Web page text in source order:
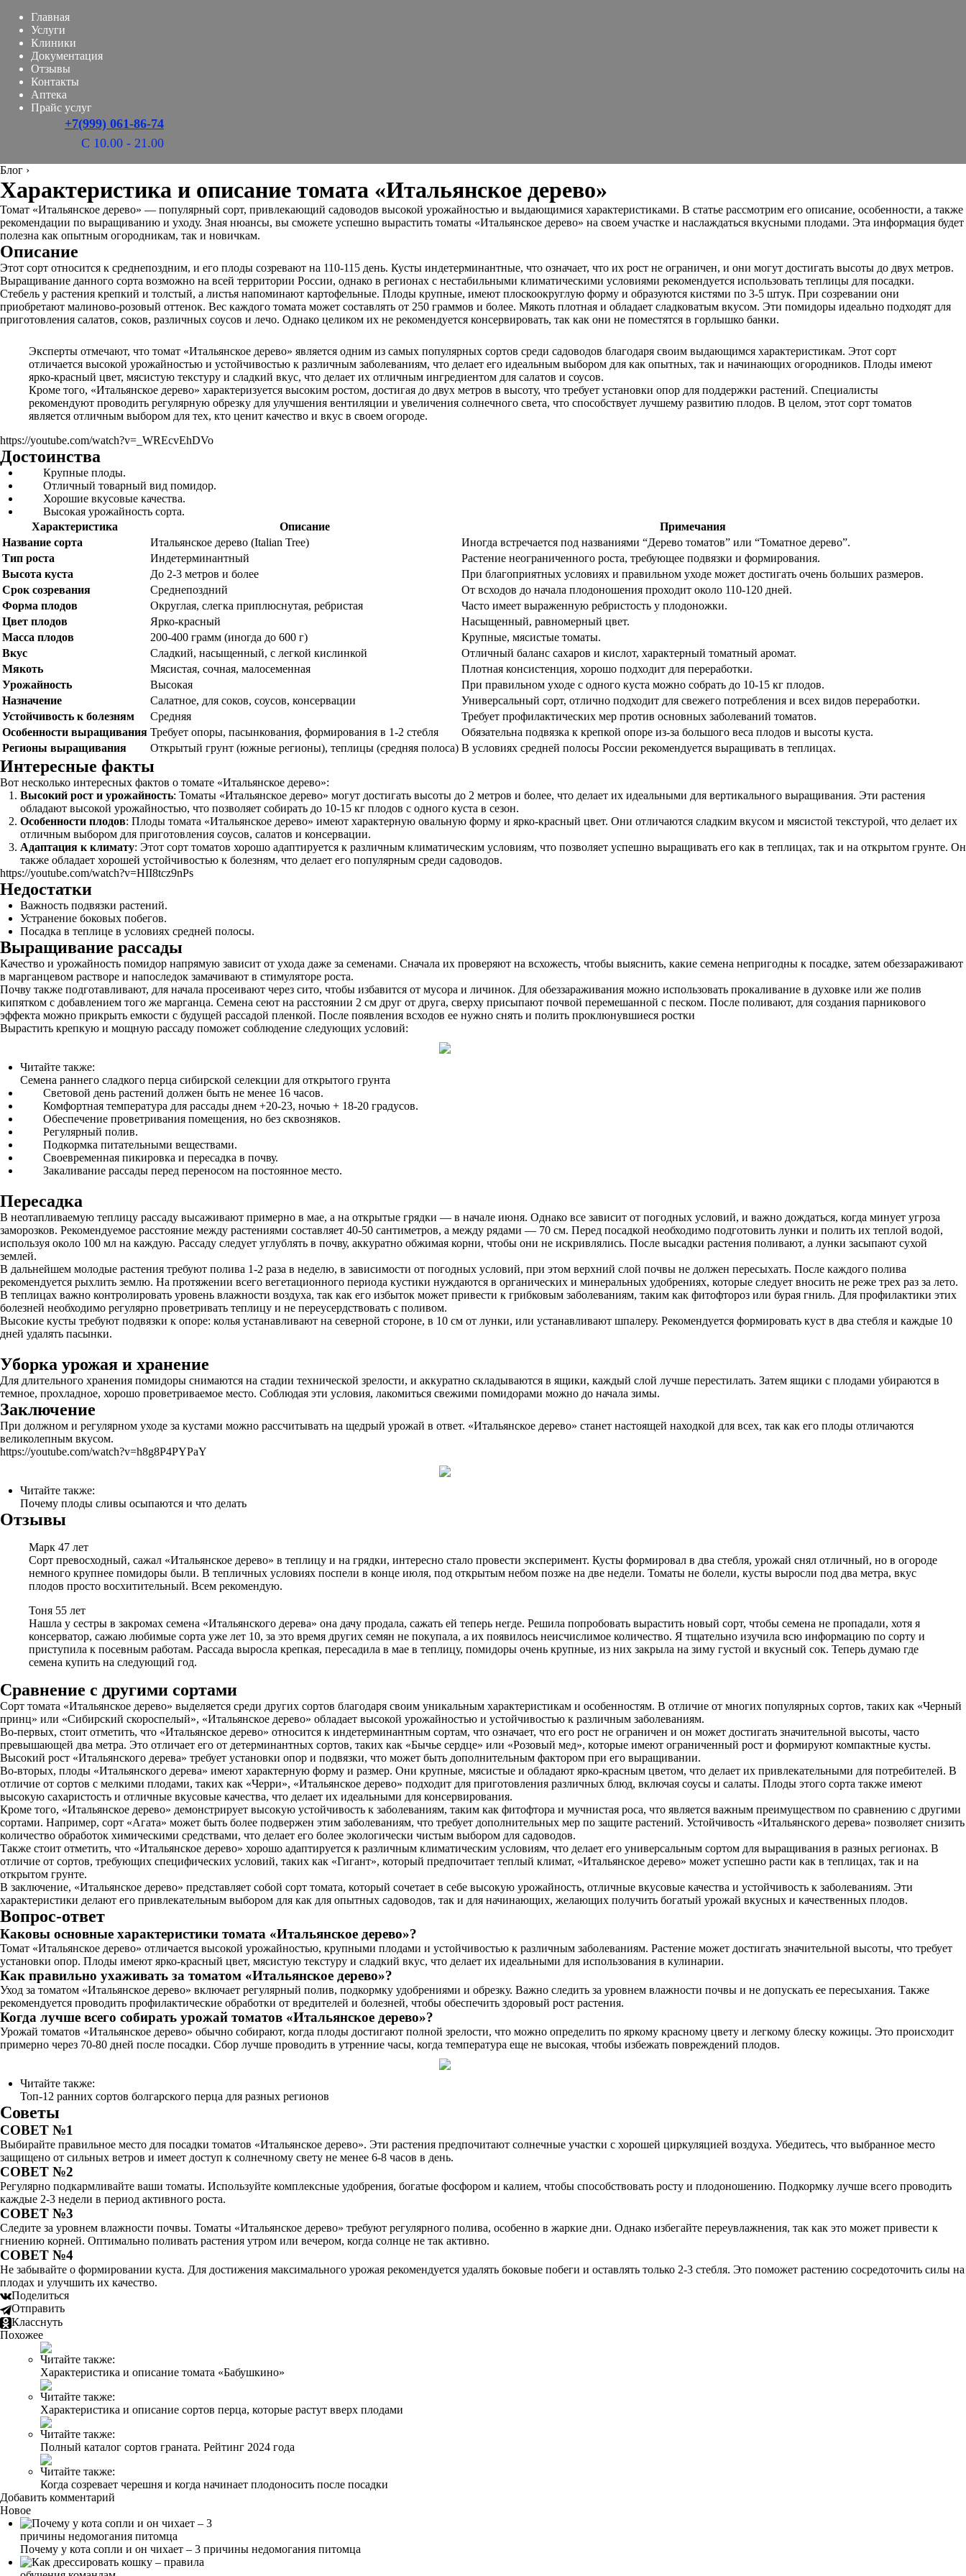
Главная
Услуги
Клиники
Документация
Отзывы
Контакты
Аптека
Прайс услуг
+7(999) 061-86-74
С 10.00 - 21.00
Блог ›
Характеристика и описание томата «Итальянское дерево»
Томат «Итальянское дерево» — популярный сорт, привлекающий садоводов высокой урожайностью и выдающимися характеристиками. В статье рассмотрим его описание, особенности, а также
рекомендации по выращиванию и уходу. Зная нюансы, вы сможете успешно вырастить томаты «Итальянское дерево» на своем участке и наслаждаться вкусными плодами. Эта информация будет
полезна как опытным огородникам, так и новичкам.
Описание
Этот сорт относится к среднепоздним, и его плоды созревают на 110-115 день. Кусты индетерминантные, что означает, что их рост не ограничен, и они могут достигать высоты до двух метров.
Выращивание данного сорта возможно на всей территории России, однако в регионах с нестабильными климатическими условиями рекомендуется использовать теплицы для посадки.
Стебель у растения крепкий и толстый, а листья напоминают картофельные. Плоды крупные, имеют плоскоокруглую форму и образуются кистями по 3-5 штук. При созревании они
приобретают малиново-розовый оттенок. Вес каждого томата может составлять от 250 граммов и более. Мякоть плотная и обладает сладковатым вкусом. Эти помидоры идеально подходят для
приготовления салатов, соков, различных соусов и лечо. Однако целиком их не рекомендуется консервировать, так как они не поместятся в горлышко банки.
Эксперты отмечают, что томат «Итальянское дерево» является одним из самых популярных сортов среди садоводов благодаря своим выдающимся характеристикам. Этот сорт
отличается высокой урожайностью и устойчивостью к различным заболеваниям, что делает его идеальным выбором для как опытных, так и начинающих огородников. Плоды имеют
ярко-красный цвет, мясистую текстуру и сладкий вкус, что делает их отличным ингредиентом для салатов и соусов.
Кроме того, «Итальянское дерево» характеризуется высоким ростом, достигая до двух метров в высоту, что требует установки опор для поддержки растений. Специалисты
рекомендуют проводить регулярную обрезку для улучшения вентиляции и увеличения солнечного света, что способствует лучшему развитию плодов. В целом, этот сорт томатов
является отличным выбором для тех, кто ценит качество и вкус в своем огороде.
https://youtube.com/watch?v=_WREcvEhDVo
Достоинства
Крупные плоды.
Отличный товарный вид помидор.
Хорошие вкусовые качества.
Высокая урожайность сорта.
Характеристика
Описание
Примечания
Название сорта
Итальянское дерево (Italian Tree)
Иногда встречается под названиями “Дерево томатов” или “Томатное дерево”.
Тип роста
Индетерминантный
Растение неограниченного роста, требующее подвязки и формирования.
Высота куста
До 2-3 метров и более
При благоприятных условиях и правильном уходе может достигать очень больших размеров.
Срок созревания
Среднепоздний
От всходов до начала плодоношения проходит около 110-120 дней.
Форма плодов
Округлая, слегка приплюснутая, ребристая
Часто имеет выраженную ребристость у плодоножки.
Цвет плодов
Ярко-красный
Насыщенный, равномерный цвет.
Масса плодов
200-400 грамм (иногда до 600 г)
Крупные, мясистые томаты.
Вкус
Сладкий, насыщенный, с легкой кислинкой
Отличный баланс сахаров и кислот, характерный томатный аромат.
Мякоть
Мясистая, сочная, малосеменная
Плотная консистенция, хорошо подходит для переработки.
Урожайность
Высокая
При правильном уходе с одного куста можно собрать до 10-15 кг плодов.
Назначение
Салатное, для соков, соусов, консервации
Универсальный сорт, отлично подходит для свежего потребления и всех видов переработки.
Устойчивость к болезням
Средняя
Требует профилактических мер против основных заболеваний томатов.
Особенности выращивания Требует опоры, пасынкования, формирования в 1-2 стебля
Обязательна подвязка к крепкой опоре из-за большого веса плодов и высоты куста.
Регионы выращивания
Открытый грунт (южные регионы), теплицы (средняя полоса) В условиях средней полосы России рекомендуется выращивать в теплицах.
Интересные факты
Вот несколько интересных фактов о томате «Итальянское дерево»:
Высокий рост и урожайность: Томаты «Итальянское дерево» могут достигать высоты до 2 метров и более, что делает их идеальными для вертикального выращивания. Эти растения
обладают высокой урожайностью, что позволяет собирать до 10-15 кг плодов с одного куста в сезон.
Особенности плодов: Плоды томата «Итальянское дерево» имеют характерную овальную форму и ярко-красный цвет. Они отличаются сладким вкусом и мясистой текстурой, что делает их
отличным выбором для приготовления соусов, салатов и консервации.
Адаптация к климату: Этот сорт томатов хорошо адаптируется к различным климатическим условиям, что позволяет успешно выращивать его как в теплицах, так и на открытом грунте. Он
также обладает хорошей устойчивостью к болезням, что делает его популярным среди садоводов.
https://youtube.com/watch?v=HII8tcz9nPs
Недостатки
Важность подвязки растений.
Устранение боковых побегов.
Посадка в теплице в условиях средней полосы.
Выращивание рассады
Качество и урожайность помидор напрямую зависит от ухода даже за семенами. Сначала их проверяют на всхожесть, чтобы выяснить, какие семена непригодны к посадке, затем обеззараживают
в марганцевом растворе и напоследок замачивают в стимуляторе роста.
Почву также подготавливают, для начала просеивают через сито, чтобы избавится от мусора и личинок. Для обеззараживания можно использовать прокаливание в духовке или же полив
кипятком с добавлением того же марганца. Семена сеют на расстоянии 2 см друг от друга, сверху присыпают почвой перемешанной с песком. После поливают, для создания парникового
эффекта можно прикрыть емкости с будущей рассадой пленкой. После появления всходов ее нужно снять и полить проклюнувшиеся ростки
Вырастить крепкую и мощную рассаду поможет соблюдение следующих условий:
Читайте также:
Семена раннего сладкого перца сибирской селекции для открытого грунта
Световой день растений должен быть не менее 16 часов.
Комфортная температура для рассады днем +20-23, ночью + 18-20 градусов.
Обеспечение проветривания помещения, но без сквозняков.
Регулярный полив.
Подкормка питательными веществами.
Своевременная пикировка и пересадка в почву.
Закаливание рассады перед переносом на постоянное место.
Пересадка
В неотапливаемую теплицу рассаду высаживают примерно в мае, а на открытые грядки — в начале июня. Однако все зависит от погодных условий, и важно дождаться, когда минует угроза
заморозков. Рекомендуемое расстояние между растениями составляет 40-50 сантиметров, а между рядами — 70 см. Перед посадкой необходимо подготовить лунки и полить их теплой водой,
используя около 100 мл на каждую. Рассаду следует углублять в почву, аккуратно обжимая корни, чтобы они не искривлялись. После высадки растения поливают, а лунки засыпают сухой
землей.
В дальнейшем молодые растения требуют полива 1-2 раза в неделю, в зависимости от погодных условий, при этом верхний слой почвы не должен пересыхать. После каждого полива
рекомендуется рыхлить землю. На протяжении всего вегетационного периода кустики нуждаются в органических и минеральных удобрениях, которые следует вносить не реже трех раз за лето.
В теплицах важно контролировать уровень влажности воздуха, так как его избыток может привести к грибковым заболеваниям, таким как фитофтороз или бурая гниль. Для профилактики этих
болезней необходимо регулярно проветривать теплицу и не переусердствовать с поливом.
Высокие кусты требуют подвязки к опоре: колья устанавливают на северной стороне, в 10 см от лунки, или устанавливают шпалеру. Рекомендуется формировать куст в два стебля и каждые 10
дней удалять пасынки.
Уборка урожая и хранение
Для длительного хранения помидоры снимаются на стадии технической зрелости, и аккуратно складываются в ящики, каждый слой лучше перестилать. Затем ящики с плодами убираются в
темное, прохладное, хорошо проветриваемое место. Соблюдая эти условия, лакомиться свежими помидорами можно до начала зимы.
Заключение
При должном и регулярном уходе за кустами можно рассчитывать на щедрый урожай в ответ. «Итальянское дерево» станет настоящей находкой для всех, так как его плоды отличаются
великолепным вкусом.
https://youtube.com/watch?v=h8g8P4PYPaY
Читайте также:
Почему плоды сливы осыпаются и что делать
Отзывы
Марк 47 лет
Сорт превосходный, сажал «Итальянское дерево» в теплицу и на грядки, интересно стало провести эксперимент. Кусты формировал в два стебля, урожай снял отличный, но в огороде
немного крупнее помидоры были. В тепличных условиях поспели в конце июля, под открытым небом позже на две недели. Томаты не болели, кусты выросли под два метра, вкус
плодов просто восхитительный. Всем рекомендую.
Тоня 55 лет
Нашла у сестры в закромах семена «Итальянского дерева» она дачу продала, сажать ей теперь негде. Решила попробовать вырастить новый сорт, чтобы семена не пропадали, хотя я
консерватор, сажаю любимые сорта уже лет 10, за это время других семян не покупала, а их появилось неисчислимое количество. Я тщательно изучила всю информацию по сорту и
приступила к посевным работам. Рассада выросла крепкая, пересадила в мае в теплицу, помидоры очень крупные, из них закрыла на зиму густой и вкусный сок. Теперь думаю где
семена купить на следующий год.
Сравнение с другими сортами
Сорт томата «Итальянское дерево» выделяется среди других сортов благодаря своим уникальным характеристикам и особенностям. В отличие от многих популярных сортов, таких как «Черный
принц» или «Сибирский скороспелый», «Итальянское дерево» обладает высокой урожайностью и устойчивостью к различным заболеваниям.
Во-первых, стоит отметить, что «Итальянское дерево» относится к индетерминантным сортам, что означает, что его рост не ограничен и он может достигать значительной высоты, часто
превышающей два метра. Это отличает его от детерминантных сортов, таких как «Бычье сердце» или «Розовый мед», которые имеют ограниченный рост и формируют компактные кусты.
Высокий рост «Итальянского дерева» требует установки опор и подвязки, что может быть дополнительным фактором при его выращивании.
Во-вторых, плоды «Итальянского дерева» имеют характерную форму и размер. Они крупные, мясистые и обладают ярко-красным цветом, что делает их привлекательными для потребителей. В
отличие от сортов с мелкими плодами, таких как «Черри», «Итальянское дерево» подходит для приготовления различных блюд, включая соусы и салаты. Плоды этого сорта также имеют
высокую сахаристость и отличные вкусовые качества, что делает их идеальными для консервирования.
Кроме того, «Итальянское дерево» демонстрирует высокую устойчивость к заболеваниям, таким как фитофтора и мучнистая роса, что является важным преимуществом по сравнению с другими
сортами. Например, сорт «Агата» может быть более подвержен этим заболеваниям, что требует дополнительных мер по защите растений. Устойчивость «Итальянского дерева» позволяет снизить
количество обработок химическими средствами, что делает его более экологически чистым выбором для садоводов.
Также стоит отметить, что «Итальянское дерево» хорошо адаптируется к различным климатическим условиям, что делает его универсальным сортом для выращивания в разных регионах. В
отличие от сортов, требующих специфических условий, таких как «Гигант», который предпочитает теплый климат, «Итальянское дерево» может успешно расти как в теплицах, так и на
открытом грунте.
В заключение, «Итальянское дерево» представляет собой сорт томата, который сочетает в себе высокую урожайность, отличные вкусовые качества и устойчивость к заболеваниям. Эти
характеристики делают его привлекательным выбором для как для опытных садоводов, так и для начинающих, желающих получить богатый урожай вкусных и качественных плодов.
Вопрос-ответ
Каковы основные характеристики томата «Итальянское дерево»?
Томат «Итальянское дерево» отличается высокой урожайностью, крупными плодами и устойчивостью к различным заболеваниям. Растение может достигать значительной высоты, что требует
установки опор. Плоды имеют ярко-красный цвет, мясистую текстуру и сладкий вкус, что делает их идеальными для использования в кулинарии.
Как правильно ухаживать за томатом «Итальянское дерево»?
Уход за томатом «Итальянское дерево» включает регулярный полив, подкормку удобрениями и обрезку. Важно следить за уровнем влажности почвы и не допускать ее пересыхания. Также
рекомендуется проводить профилактические обработки от вредителей и болезней, чтобы обеспечить здоровый рост растения.
Когда лучше всего собирать урожай томатов «Итальянское дерево»?
Урожай томатов «Итальянское дерево» обычно собирают, когда плоды достигают полной зрелости, что можно определить по яркому красному цвету и легкому блеску кожицы. Это происходит
примерно через 70-80 дней после посадки. Сбор лучше проводить в утренние часы, когда температура еще не высокая, чтобы избежать повреждений плодов.
Читайте также:
Топ-12 ранних сортов болгарского перца для разных регионов
Советы
СОВЕТ №1
Выбирайте правильное место для посадки томатов «Итальянское дерево». Эти растения предпочитают солнечные участки с хорошей циркуляцией воздуха. Убедитесь, что выбранное место
защищено от сильных ветров и имеет доступ к солнечному свету не менее 6-8 часов в день.
СОВЕТ №2
Регулярно подкармливайте ваши томаты. Используйте комплексные удобрения, богатые фосфором и калием, чтобы способствовать росту и плодоношению. Подкормку лучше всего проводить
каждые 2-3 недели в период активного роста.
СОВЕТ №3
Следите за уровнем влажности почвы. Томаты «Итальянское дерево» требуют регулярного полива, особенно в жаркие дни. Однако избегайте переувлажнения, так как это может привести к
гниению корней. Оптимально поливать растения утром или вечером, когда солнце не так активно.
СОВЕТ №4
Не забывайте о формировании куста. Для достижения максимального урожая рекомендуется удалять боковые побеги и оставлять только 2-3 стебля. Это поможет растению сосредоточить силы на
плодах и улучшить их качество.
Поделиться
Отправить
Класснуть
Похожее
Читайте также:
Характеристика и описание томата «Бабушкино»
Читайте также:
Характеристика и описание сортов перца, которые растут вверх плодами
Читайте также:
Полный каталог сортов граната. Рейтинг 2024 года
Читайте также:
Когда созревает черешня и когда начинает плодоносить после посадки
Добавить комментарий
Новое
Почему у кота сопли и он чихает – 3 причины недомогания питомца